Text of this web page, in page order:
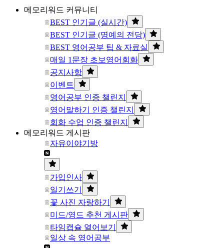
메모리워드 커뮤니티
BEST 인기글 (실시간)
BEST 인기글 (명예의 전당)
BEST 영어공부 팁 & 자료실
매일 1문장 초보영어회화
공지사항
이벤트
영어공부 인증 챌린지
영어말하기 인증 챌린지
회화 수업 인증 챌린지
메모리워드 게시판
자유이야기방
가입인사
일기쓰기
꽃 사진 자랑하기
미드/영드 추천 게시판
타임캡슐 열어보기
일상 속 영어공부